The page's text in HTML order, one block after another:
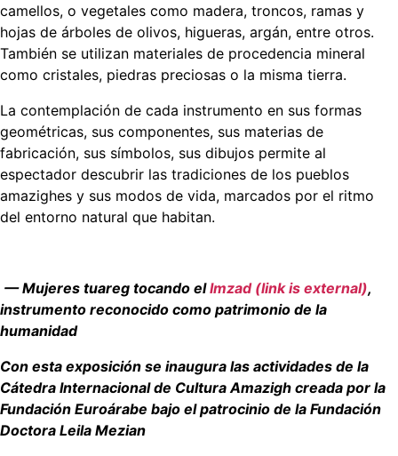
camellos, o vegetales como madera, troncos, ramas y
hojas de árboles de olivos, higueras, argán, entre otros.
También se utilizan materiales de procedencia mineral
como cristales, piedras preciosas o la misma tierra.
La contemplación de cada instrumento en sus formas
geométricas, sus componentes, sus materias de
fabricación, sus símbolos, sus dibujos permite al
espectador descubrir las tradiciones de los pueblos
amazighes y sus modos de vida, marcados por el ritmo
del entorno natural que habitan.
— Mujeres tuareg tocando elImzad (link is external),
instrumento reconocido como patrimonio de la
humanidad
Con esta exposición se inaugura las actividades de la
Cátedra Internacional de Cultura Amazigh creada por la
Fundación Euroárabe bajo el patrocinio de la Fundación
Doctora Leila Mezian